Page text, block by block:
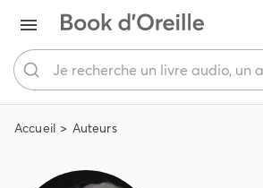
Accueil Auteurs